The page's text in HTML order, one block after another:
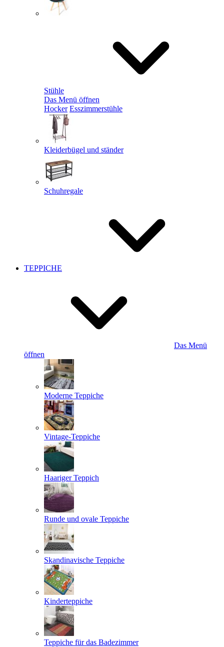
Stühle
Das Menü öffnen
Hocker Esszimmerstühle
Kleiderbügel und ständer
Schuhregale
TEPPICHE
Das Menü
öffnen
Moderne Teppiche
Vintage-Teppiche
Haariger Teppich
Runde und ovale Teppiche
Skandinavische Teppiche
Kinderteppiche
Teppiche für das Badezimmer